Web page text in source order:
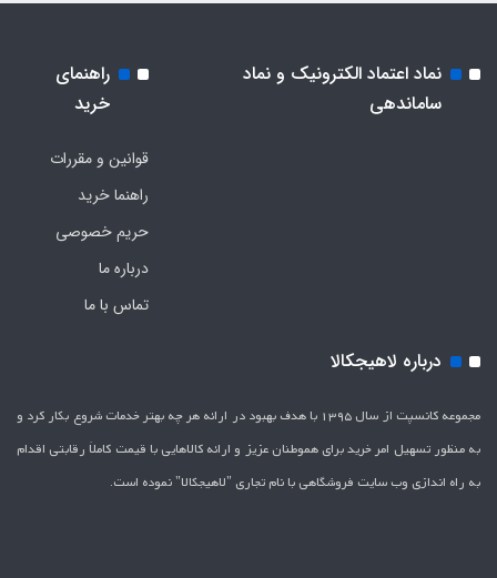
نماد اعتماد الکترونیک و نماد
ساماندهی
راهنمای
خرید
قوانین و مقررات
راهنما خرید
حریم خصوصی
درباره ما
تماس با ما
درباره لاهیجکالا
مجموعه کانسپت از سال 1395 با هدف بهبود در ارائه هر چه بهتر خدمات شروع بکار کرد و
به منظور تسهیل امر خرید برای هموطنان عزیز و ارائه کالاهایی با قیمت کاملاَ رقابتی اقدام
به راه اندازی وب سایت فروشگاهی با نام تجاری "لاهیج­کالا" نموده است.